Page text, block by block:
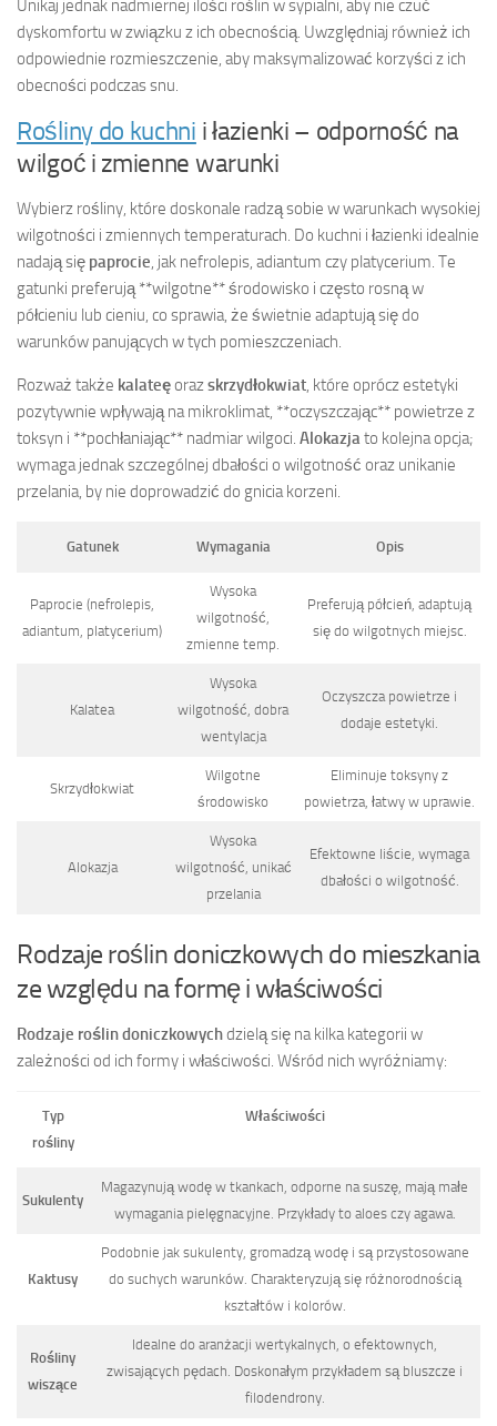
Unikaj jednak nadmiernej ilości roślin w sypialni, aby nie czuć
dyskomfortu w związku z ich obecnością. Uwzględniaj również ich
odpowiednie rozmieszczenie, aby maksymalizować korzyści z ich
obecności podczas snu.
Rośliny do kuchni i łazienki – odporność na
wilgoć i zmienne warunki
Wybierz rośliny, które doskonale radzą sobie w warunkach wysokiej
wilgotności i zmiennych temperaturach. Do kuchni i łazienki idealnie
nadają się paprocie, jak nefrolepis, adiantum czy platycerium. Te
gatunki preferują **wilgotne** środowisko i często rosną w
półcieniu lub cieniu, co sprawia, że świetnie adaptują się do
warunków panujących w tych pomieszczeniach.
Rozważ także kalateęorazskrzydłokwiat, które oprócz estetyki
pozytywnie wpływają na mikroklimat, **oczyszczając** powietrze z
toksyn i **pochłaniając** nadmiar wilgoci. Alokazjato kolejna opcja;
wymaga jednak szczególnej dbałości o wilgotność oraz unikanie
przelania, by nie doprowadzić do gnicia korzeni.
Gatunek Wymagania Opis
Paprocie (nefrolepis,
adiantum, platycerium)
Wysoka
wilgotność,
zmienne temp.
Preferują półcień, adaptują
się do wilgotnych miejsc.
Kalatea
Wysoka
wilgotność, dobra
wentylacja
Oczyszcza powietrze i
dodaje estetyki.
Skrzydłokwiat
Wilgotne
środowisko
Eliminuje toksyny z
powietrza, łatwy w uprawie.
Alokazja
Wysoka
wilgotność, unikać
przelania
Efektowne liście, wymaga
dbałości o wilgotność.
Rodzaje roślin doniczkowych do mieszkania
ze względu na formę i właściwości
Rodzaje roślin doniczkowychdzielą się na kilka kategorii w
zależności od ich formy i właściwości. Wśród nich wyróżniamy:
Typ
rośliny
Właściwości
Sukulenty
Magazynują wodę w tkankach, odporne na suszę, mają małe
wymagania pielęgnacyjne. Przykłady to aloes czy agawa.
Kaktusy
Podobnie jak sukulenty, gromadzą wodę i są przystosowane
do suchych warunków. Charakteryzują się różnorodnością
kształtów i kolorów.
Rośliny
wiszące
Idealne do aranżacji wertykalnych, o efektownych,
zwisających pędach. Doskonałym przykładem są bluszcze i
filodendrony.